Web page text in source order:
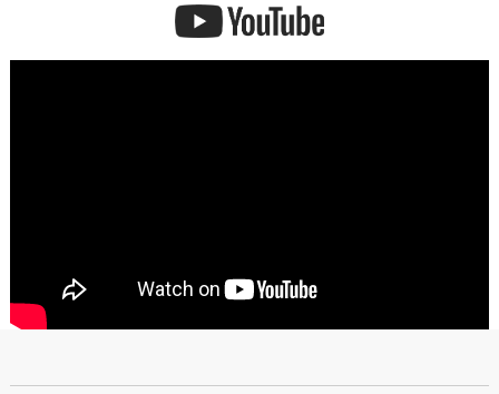
らぽーと湘南平塚店 大宮ステラタウン店 浦和店 新潟紫竹山店 河原町店 北
山店 都島店 東三国店 ららぽーとEXPOCITY店 苦楽園店 広島店 - 公式サイト